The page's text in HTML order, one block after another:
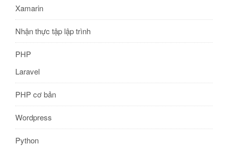
Xamarin
Nhận thực tập lập trình
PHP
Laravel
PHP cơ bản
Wordpress
Python